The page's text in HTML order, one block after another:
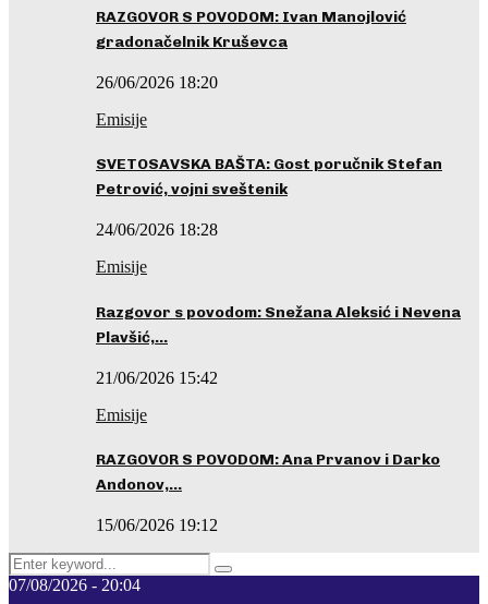
RAZGOVOR S POVODOM: Ivan Manojlović
gradonačelnik Kruševca
26/06/2026 18:20
Emisije
SVETOSAVSKA BAŠTA: Gost poručnik Stefan
Petrović, vojni sveštenik
24/06/2026 18:28
Emisije
Razgovor s povodom: Snežana Aleksić i Nevena
Plavšić,…
21/06/2026 15:42
Emisije
RAZGOVOR S POVODOM: Ana Prvanov i Darko
Andonov,…
15/06/2026 19:12
Search
for:
Pretraga
07/08/2026 - 20:04